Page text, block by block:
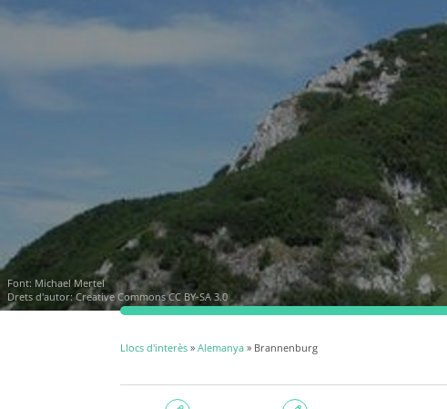
Font: Michael Mertel
Drets d'autor:Creative Commons CC BY-SA 3.0
Llocs d'interès » Alemanya » Brannenburg